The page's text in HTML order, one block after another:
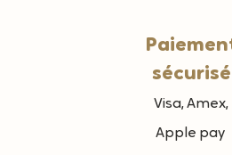
sécurisé
Visa, Amex,
Apple pay